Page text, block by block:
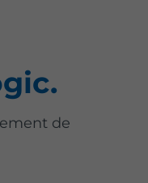
de